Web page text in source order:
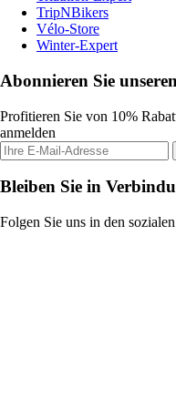
TripNBikers
Vélo-Store
Winter-Expert
Abonnieren Sie
Profitieren Sie von 10%
anmelden
Bleiben Sie in
Folgen Sie uns in den